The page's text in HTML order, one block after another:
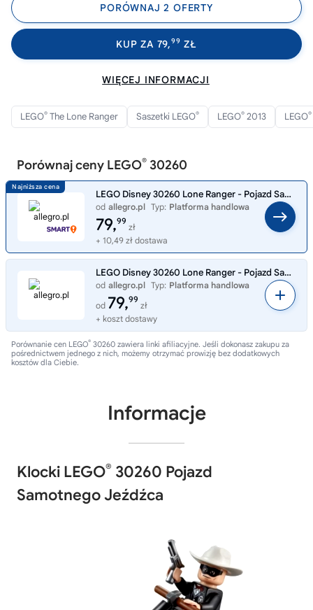
PORÓWNAJ 2 OFERTY
KUP ZA 79,99 ZŁ
WIĘCEJ INFORMACJI
LEGO® The Lone Ranger Saszetki LEGO® LEGO® 2013 LEGO®
Porównaj ceny LEGO® 30260
LEGO Disney 30260 Lone Ranger - Pojazd Samotnego Jeźdźca NOWY UNIKAT
od allegro.pl Typ: Platforma handlowa
79,99
zł
+ 10,49 zł dostawa
LEGO Disney 30260 Lone Ranger - Pojazd Samotnego Jeźdźca NOWY UNIKAT
od allegro.pl Typ: Platforma handlowa
od 79,99
zł
+ koszt dostawy
Porównanie cen LEGO® 30260 zawiera linki afiliacyjne. Jeśli dokonasz zakupu za
pośrednictwem jednego z nich, możemy otrzymać prowizję bez dodatkowych
kosztów dla Ciebie.
Informacje
Klocki LEGO® 30260 Pojazd
Samotnego Jeźdźca